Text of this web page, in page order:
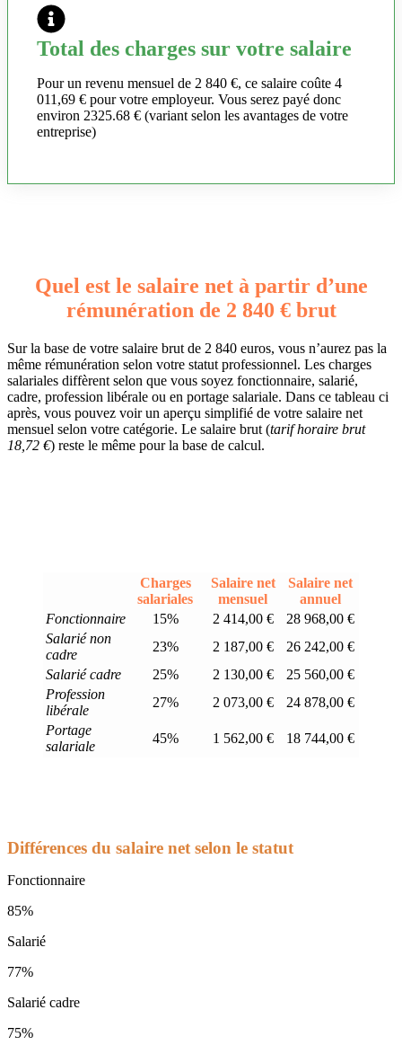
Total des charges sur votre salaire
Pour un revenu mensuel de 2 840 €, ce salaire coûte 4
011,69 € pour votre employeur. Vous serez payé donc
environ 2325.68 € (variant selon les avantages de votre
entreprise)
Quel est le salaire net à partir d’une
rémunération de 2 840 € brut
Sur la base de votre salaire brut de 2 840 euros, vous n’aurez pas la
même rémunération selon votre statut professionnel. Les charges
salariales diffèrent selon que vous soyez fonctionnaire, salarié,
cadre, profession libérale ou en portage salariale. Dans ce tableau ci
après, vous pouvez voir un aperçu simplifié de votre salaire net
mensuel selon votre catégorie. Le salaire brut (tarif horaire brut
18,72 €) reste le même pour la base de calcul.
Charges
salariales
Salaire net
mensuel
Salaire net
annuel
Fonctionnaire
15% 2 414,00 €
28 968,00 €
Salarié non
cadre
23% 2 187,00 €
26 242,00 €
Salarié cadre
25% 2 130,00 €
25 560,00 €
Profession
libérale
27% 2 073,00 €
24 878,00 €
Portage
salariale
45% 1 562,00 € 18 744,00 €
Différences du salaire net selon le statut
Fonctionnaire
85%
Salarié
77%
Salarié cadre
75%